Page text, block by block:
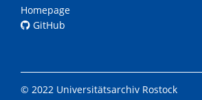
Homepage
GitHub
© 2022 Universitätsarchiv Rostock